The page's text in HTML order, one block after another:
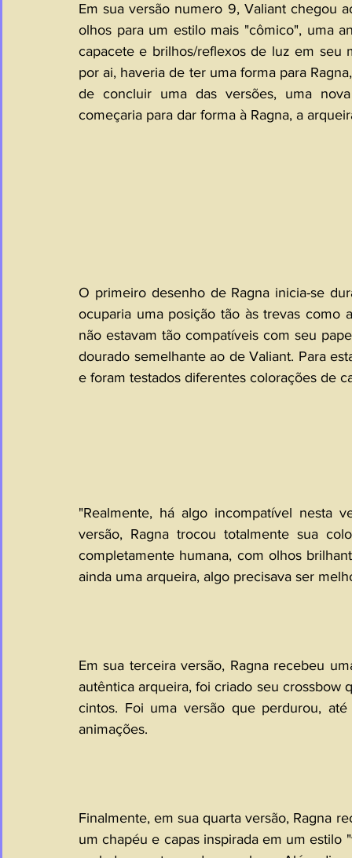
Em sua versão numero 9, Valiant chegou
olhos para um estilo mais "cômico", uma
capacete e brilhos/reflexos de luz em seu
por ai, haveria de ter uma forma para
de concluir uma das versões, uma
começaria para dar forma à Ragna, a
O primeiro desenho de Ragna inicia-se
ocuparia uma posição tão às trevas como
não estavam tão compatíveis com seu
dourado semelhante ao de Valiant. Para
e foram testados diferentes colorações de
"Realmente, há algo incompatível nesta
versão, Ragna trocou totalmente sua
completamente humana, com olhos
ainda uma arqueira, algo precisava ser
Em sua terceira versão, Ragna recebeu
autêntica arqueira, foi criado seu crossbow
cintos. Foi uma versão que perdurou,
animações.
Finalmente, em sua quarta versão, Ragna
um chapéu e capas inspirada em um estilo